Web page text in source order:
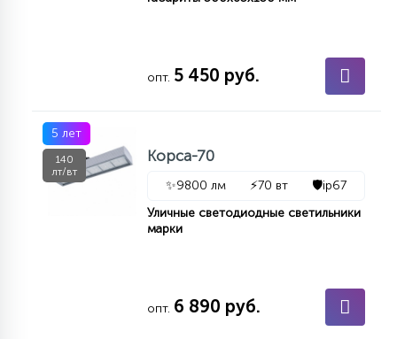
опт. 5 450 руб.
5 лет
140
лт/вт
Корса-70
✨9800 лм ⚡70 вт 🛡️ip67
Уличные светодиодные светильники
марки
опт. 6 890 руб.